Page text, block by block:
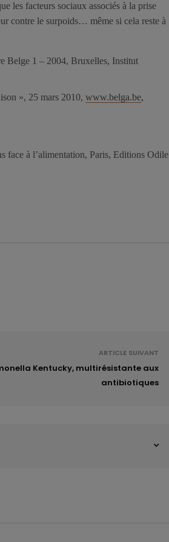
les facteurs sociaux associés à la prise
contre le surpoids… même si cela reste à
Belge 1 – 2004, Bruxelles, Institut
», 25 mars 2010, www.belga.be,
face à l’alimentation, Paris, Editions Odile
ARTICLE SUIVANT
Kentucky, multirésistante aux
antibiotiques